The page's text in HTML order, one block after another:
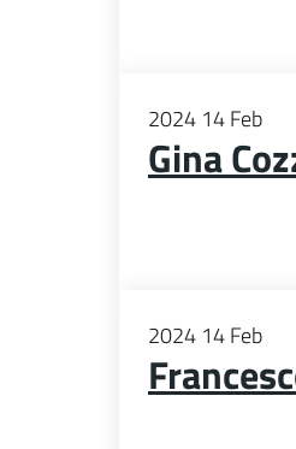
2024 14Feb
Gina
2024 14Feb